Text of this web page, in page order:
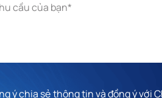
cầu*
ý chia sẻ thông tin và đồng ý với